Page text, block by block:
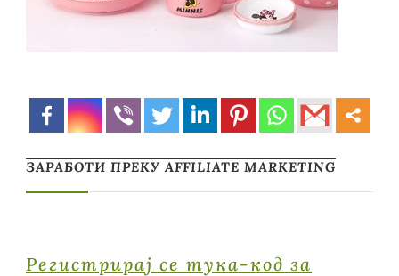
ЗАРАБОТИ ПРЕКУ AFFILIATE MARKETING
Регистрирај се тука-код за